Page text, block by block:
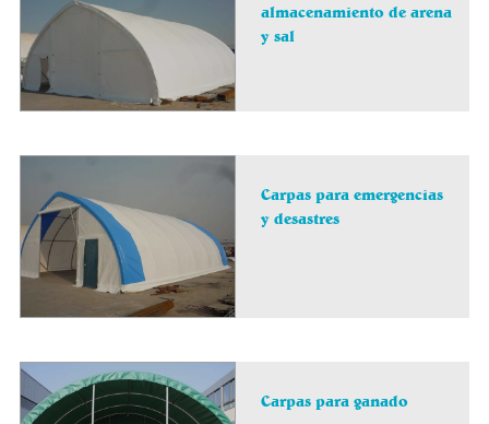
almacenamiento de arena
y sal
Carpas para emergencias
y desastres
Carpas para ganado